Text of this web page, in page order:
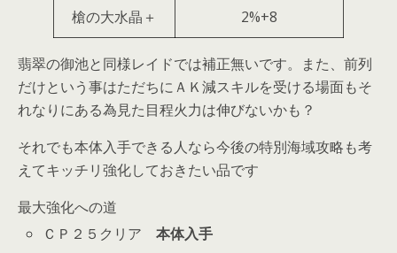
槍の大水晶＋ 2%+8
翡翠の御池と同様レイドでは補正無いです。また、前列
だけという事はただちにＡＫ減スキルを受ける場面もそ
れなりにある為見た目程火力は伸びないかも？
それでも本体入手できる人なら今後の特別海域攻略も考
えてキッチリ強化しておきたい品です
最大強化への道
ＣＰ２５クリア本体入手